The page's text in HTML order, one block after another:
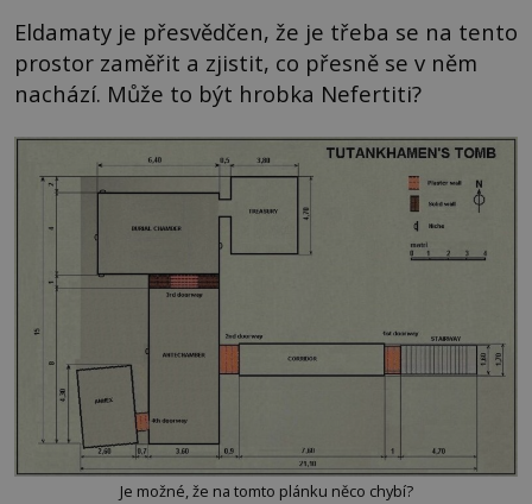
Eldamaty je přesvědčen, že je třeba se na tento
prostor zaměřit a zjistit, co přesně se v něm
nachází. Může to být hrobka Nefertiti?
Je možné, že na tomto plánku něco chybí?